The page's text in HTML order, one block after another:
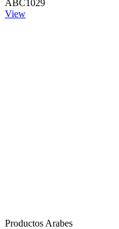
ABC1029
View
Productos Arabes